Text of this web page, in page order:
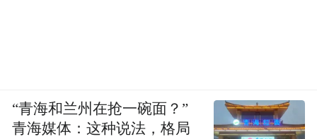
“青海和兰州在抢一碗面？”
青海媒体：这种说法，格局